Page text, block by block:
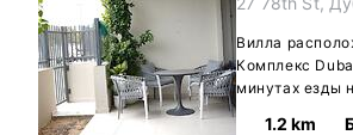
Вилла
Комплекс
минутах езды
1.2 km